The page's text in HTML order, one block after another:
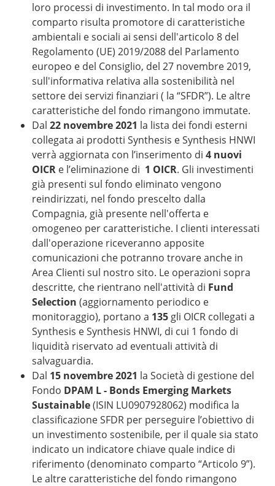
loro processi di investimento. In tal modo ora il
comparto risulta promotore di caratteristiche
ambientali e sociali ai sensi dell'articolo 8 del
Regolamento (UE) 2019/2088 del Parlamento
europeo e del Consiglio, del 27 novembre 2019,
sull'informativa relativa alla sostenibilità nel
settore dei servizi finanziari ( la “SFDR”). Le altre
caratteristiche del fondo rimangono immutate.
Dal 22 novembre 2021 la lista dei fondi esterni
collegata ai prodotti Synthesis e Synthesis HNWI
verrà aggiornata con l’inserimento di 4 nuovi
OICRe l’eliminazione di 1 OICR. Gli investimenti
già presenti sul fondo eliminato vengono
reindirizzati, nel fondo prescelto dalla
Compagnia, già presente nell'offerta e
omogeneo per caratteristiche. I clienti interessati
dall'operazione riceveranno apposite
comunicazioni che potranno trovare anche in
Area Clienti sul nostro sito. Le operazioni sopra
descritte, che rientrano nell'attività di Fund
Selection (aggiornamento periodico e
monitoraggio), portano a 135 gli OICR collegati a
Synthesis e Synthesis HNWI, di cui 1 fondo di
liquidità riservato ad eventuali attività di
salvaguardia.
Dal 15 novembre 2021 la Società di gestione del
Fondo DPAM L - Bonds Emerging Markets
Sustainable(ISIN LU0907928062) modifica la
classificazione SFDR per perseguire l’obiettivo di
un investimento sostenibile, per il quale sia stato
indicato un indicatore chiave quale indice di
riferimento (denominato comparto “Articolo 9”).
Le altre caratteristiche del fondo rimangono